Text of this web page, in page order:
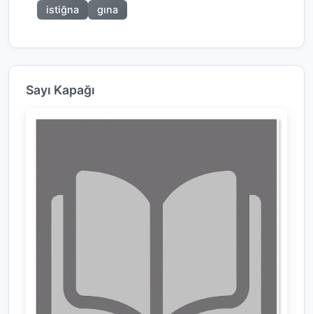
istiğna gına
Sayı Kapağı